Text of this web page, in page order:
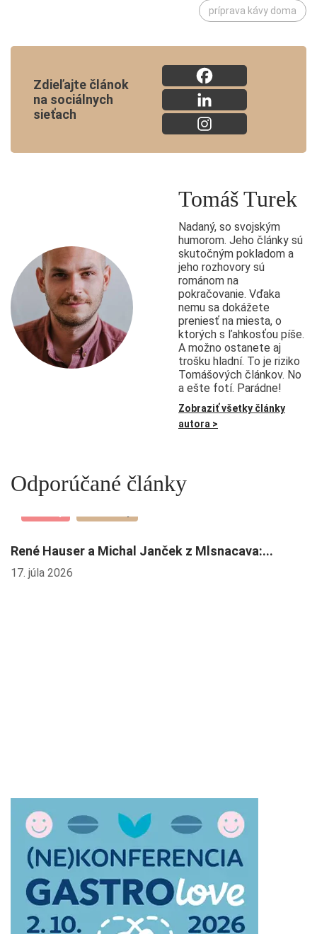
príprava kávy doma
Zdieľajte článok
na sociálnych
sieťach
Tomáš Turek
Nadaný, so svojským
humorom. Jeho články sú
skutočným pokladom a
jeho rozhovory sú
románom na
pokračovanie. Vďaka
nemu sa dokážete
preniesť na miesta, o
ktorých s ľahkosťou píše.
A možno ostanete aj
trošku hladní. To je riziko
Tomášových článkov. No
a ešte fotí. Parádne!
Zobraziť všetky články
autora >
Odporúčané články
René Hauser a Michal Janček z Mlsnacava:...
17. júla 2026